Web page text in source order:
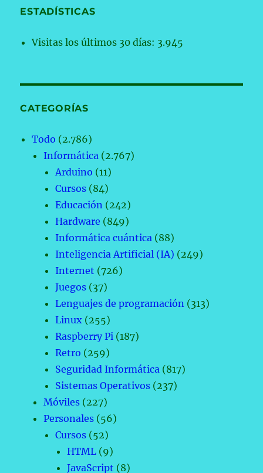
ESTADÍSTICAS
Visitas los últimos 30 días: 3.945
CATEGORÍAS
Todo (2.786)
Informática (2.767)
Arduino (11)
Cursos (84)
Educación (242)
Hardware (849)
Informática cuántica (88)
Inteligencia Artificial (IA) (249)
Internet (726)
Juegos (37)
Lenguajes de programación (313)
Linux (255)
Raspberry Pi (187)
Retro (259)
Seguridad Informática (817)
Sistemas Operativos (237)
Móviles (227)
Personales (56)
Cursos (52)
HTML (9)
JavaScript (8)